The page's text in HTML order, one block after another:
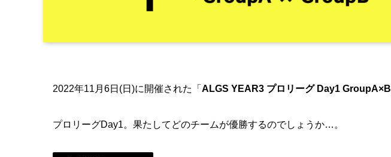
2022年11月6日(日)に開催された「 ALGS YEAR3 プロリーグ Day1 GroupA×B
プロリーグDay1。果たしてどのチームが優勝するのでしょうか…。